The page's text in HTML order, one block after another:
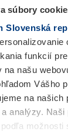
súbory
Slovenská
funkcií
našu
Vášho
na našich
analýzy. Naši
možnosti